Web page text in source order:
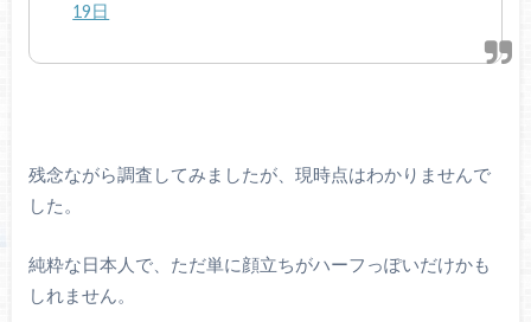
19日
残念ながら調査してみましたが、現時点はわかりませんで
した。
純粋な日本人で、ただ単に顔立ちがハーフっぽいだけかも
しれません。